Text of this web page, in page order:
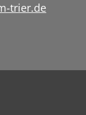
trier.de